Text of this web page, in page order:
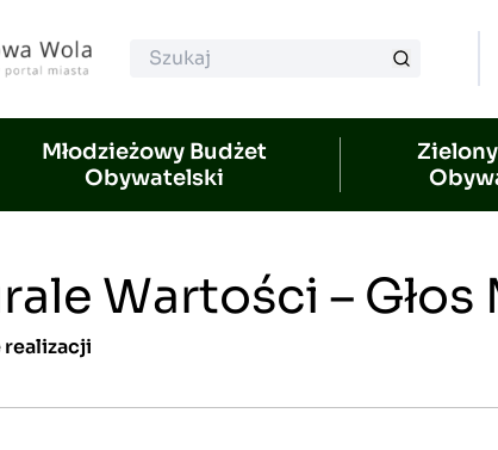
Młodzieżowy Budżet
Obywatelski
Wartości –